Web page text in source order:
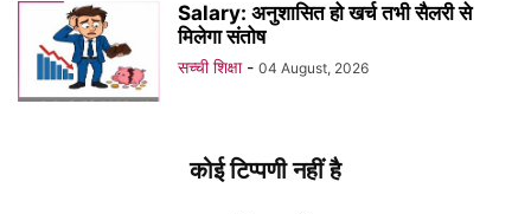
Salary: अनुशासित हो खर्च तभी सैलरी से
मिलेगा संतोष
सच्ची शिक्षा - 04 August, 2026
कोई टिप्पणी नहीं है